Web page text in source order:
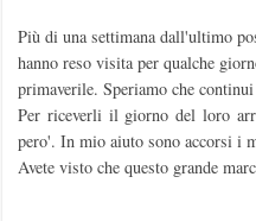
Più di una settimana dall'ultimo
hanno reso visita per qualche
primaverile. Speriamo che
Per riceverli il giorno del loro
pero'. In mio aiuto sono accorsi i
Avete visto che questo grande